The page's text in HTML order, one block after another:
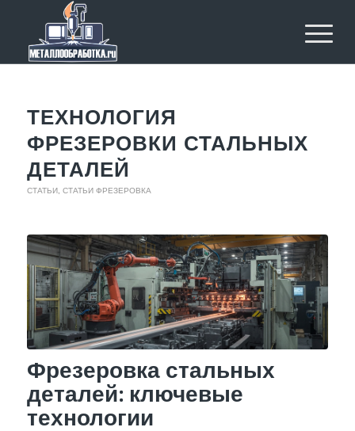
ТЕХНОЛОГИЯ
ФРЕЗЕРОВКИ СТАЛЬНЫХ
ДЕТАЛЕЙ
СТАТЬИ, СТАТЬИ ФРЕЗЕРОВКА
Фрезеровка стальных
деталей: ключевые
технологии